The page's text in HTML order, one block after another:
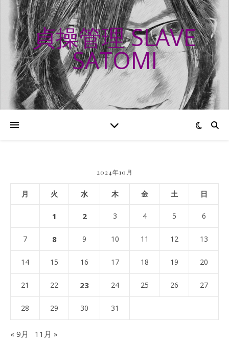
貞操管理 SLAVE
SATOMI
2024年10月
月 火 水 木 金 土 日
1 2 3 4 5 6
7 8 9 10 11 12 13
14 15 16 17 18 19 20
21 22 23 24 25 26 27
28 29 30 31
« 9月 11月 »